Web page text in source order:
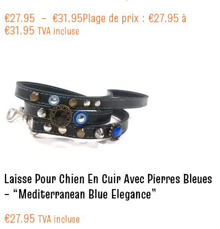
€27.95 – €31.95Plage de prix : €27.95 à
€31.95 TVA incluse
Laisse Pour Chien En Cuir Avec Pierres Bleues
– “Mediterranean Blue Elegance”
€27.95 TVA incluse